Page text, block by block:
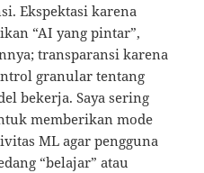
Ekspektasi karena
“AI yang pintar”,
transparansi karena
granular tentang
bekerja. Saya sering
memberikan mode
ML agar pengguna
“belajar” atau